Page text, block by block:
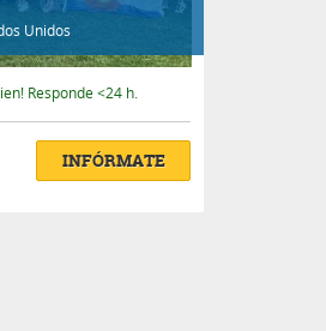
Unidos
Responde <24 h.
INFÓRMATE